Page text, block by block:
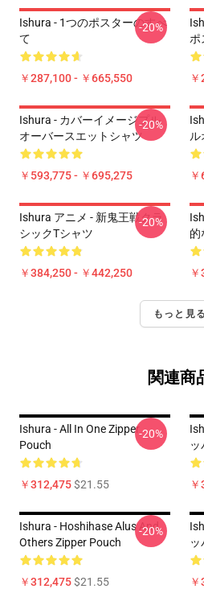
Ishura - 1つのポスターのすべ
て
￥287,100 - ￥665,550
-20%
ポ
Ishura - カバーイメージプル
オーバースエットシャツ
￥593,775 - ￥695,275
-20%
Ishura アニメ - 新鬼王戦クラ
シックTシャツ
￥384,250 - ￥442,250
-20%
的
もっと見る
関連商
Ishura - All In One Zipper
Pouch
￥312,475$21.55
-20%
Ishura - Hoshihase Alus And
Others Zipper Pouch
￥312,475$21.55
-20%